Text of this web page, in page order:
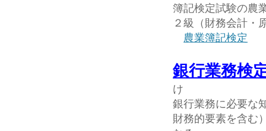
簿記検定試験の農
２級（財務会計・
農業簿記検定
銀行業務検
け
銀行業務に必要な
財務的要素を含む